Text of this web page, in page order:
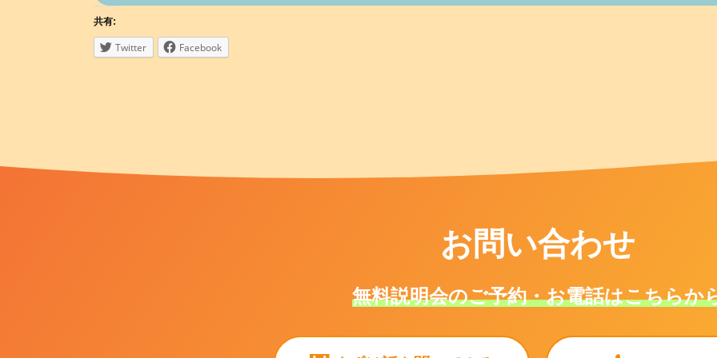
共有:
Twitter Facebook
お問い合わせ
無料説明会のご予約・お電話はこちらか